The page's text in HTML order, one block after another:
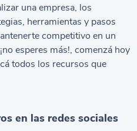
una empresa, los
herramientas y pasos
competitivo en un
esperes más!, comenzá hoy
todos los recursos que
en las redes sociales